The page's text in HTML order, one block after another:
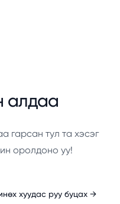
алдаа
гарсан тул та хэсэг
оролдоно уу!
хуудас руу буцах →